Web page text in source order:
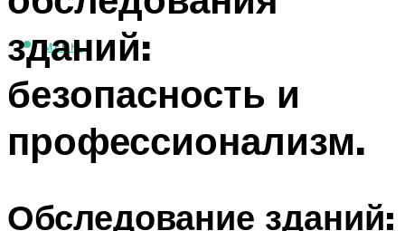
МЕНЮ
зданий:
безопасность и
профессионализм.
Обследование зданий: